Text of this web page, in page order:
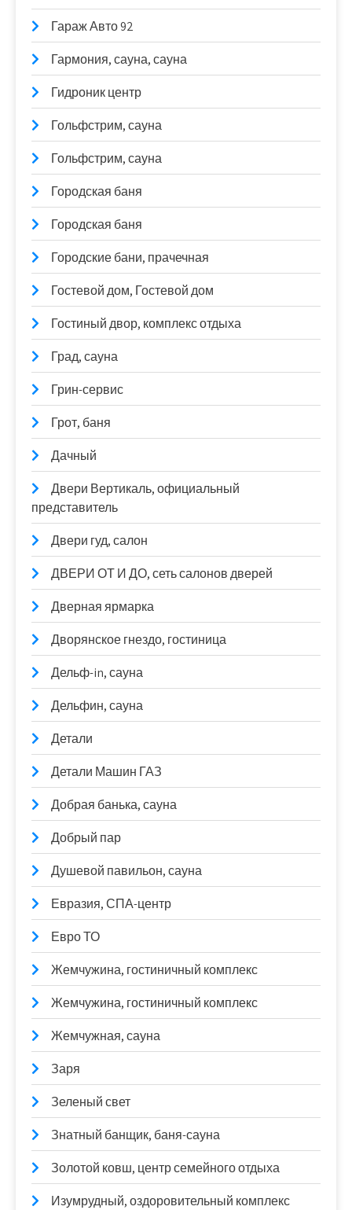
Гараж Авто 92
Гармония, сауна, сауна
Гидроник центр
Гольфстрим, сауна
Гольфстрим, сауна
Городская баня
Городская баня
Городские бани, прачечная
Гостевой дом, Гостевой дом
Гостиный двор, комплекс отдыха
Град, сауна
Грин-сервис
Грот, баня
Дачный
Двери Вертикаль, официальный
представитель
Двери гуд, салон
ДВЕРИ ОТ И ДО, сеть салонов дверей
Дверная ярмарка
Дворянское гнездо, гостиница
Дельф-in, сауна
Дельфин, сауна
Детали
Детали Машин ГАЗ
Добрая банька, сауна
Добрый пар
Душевой павильон, сауна
Евразия, СПА-центр
Евро ТО
Жемчужина, гостиничный комплекс
Жемчужина, гостиничный комплекс
Жемчужная, сауна
Заря
Зеленый свет
Знатный банщик, баня-сауна
Золотой ковш, центр семейного отдыха
Изумрудный, оздоровительный комплекс